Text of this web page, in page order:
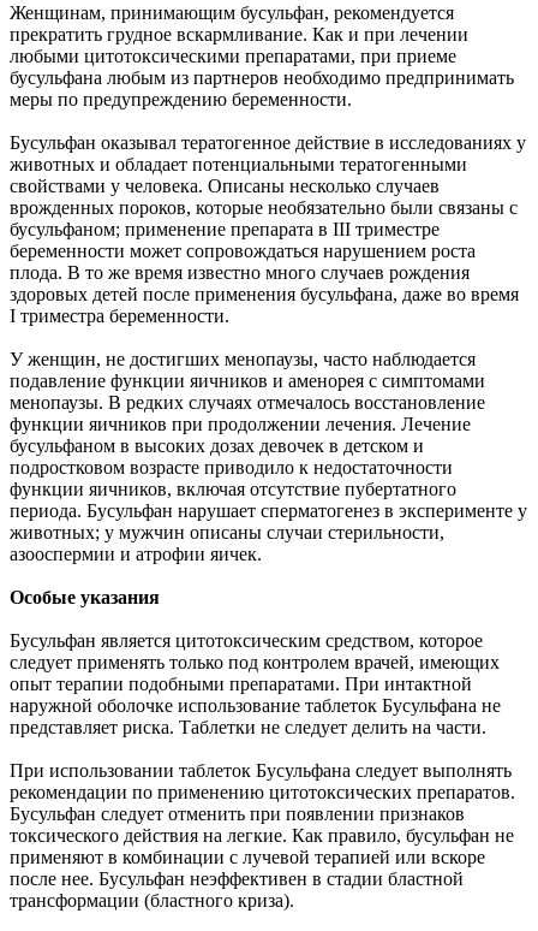
Женщинам, принимающим бусульфан, рекомендуется
прекратить грудное вскармливание. Как и при лечении
любыми цитотоксическими препаратами, при приеме
бусульфана любым из партнеров необходимо предпринимать
меры по предупреждению беременности.
Бусульфан оказывал тератогенное действие в исследованиях у
животных и обладает потенциальными тератогенными
свойствами у человека. Описаны несколько случаев
врожденных пороков, которые необязательно были связаны с
бусульфаном; применение препарата в III триместре
беременности может сопровождаться нарушением роста
плода. В то же время известно много случаев рождения
здоровых детей после применения бусульфана, даже во время
I триместра беременности.
У женщин, не достигших менопаузы, часто наблюдается
подавление функции яичников и аменорея с симптомами
менопаузы. В редких случаях отмечалось восстановление
функции яичников при продолжении лечения. Лечение
бусульфаном в высоких дозах девочек в детском и
подростковом возрасте приводило к недостаточности
функции яичников, включая отсутствие пубертатного
периода. Бусульфан нарушает сперматогенез в эксперименте у
животных; у мужчин описаны случаи стерильности,
азооспермии и атрофии яичек.
Особые указания
Бусульфан является цитотоксическим средством, которое
следует применять только под контролем врачей, имеющих
опыт терапии подобными препаратами. При интактной
наружной оболочке использование таблеток Бусульфана не
представляет риска. Таблетки не следует делить на части.
При использовании таблеток Бусульфана следует выполнять
рекомендации по применению цитотоксических препаратов.
Бусульфан следует отменить при появлении признаков
токсического действия на легкие. Как правило, бусульфан не
применяют в комбинации с лучевой терапией или вскоре
после нее. Бусульфан неэффективен в стадии бластной
трансформации (бластного криза).